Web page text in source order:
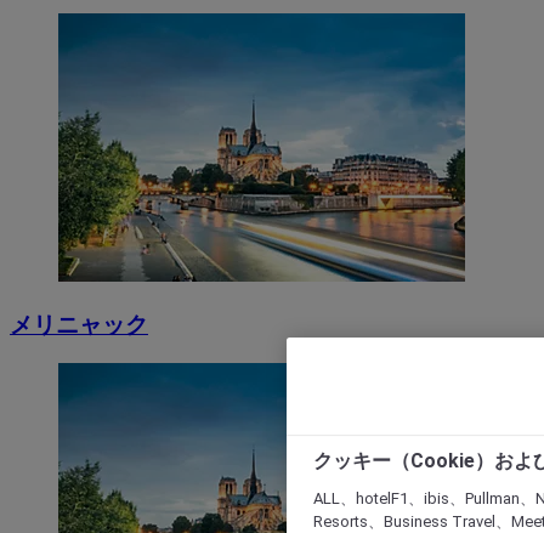
メリニャック
クッキー（Cookie）およ
ALL、hotelF1、ibis、Pullman
Resorts、Business Travel、